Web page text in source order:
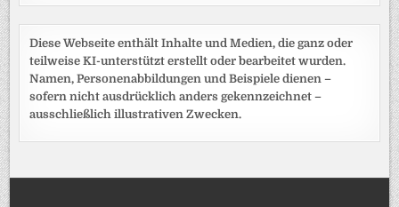
Diese Webseite enthält Inhalte und Medien, die ganz oder
teilweise KI-unterstützt erstellt oder bearbeitet wurden.
Namen, Personenabbildungen und Beispiele dienen –
sofern nicht ausdrücklich anders gekennzeichnet –
ausschließlich illustrativen Zwecken.